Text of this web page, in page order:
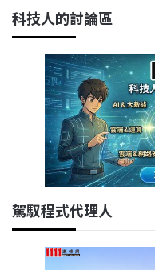
科技人的討論區
駕馭程式代理人